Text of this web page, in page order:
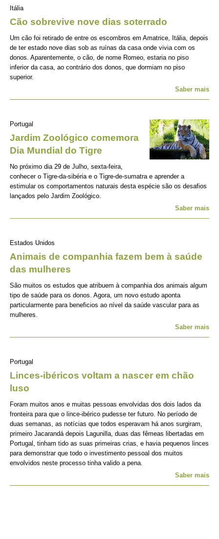
Itália
Cão sobrevive nove dias soterrado
Um cão foi retirado de entre os escombros em Amatrice, Itália, depois
de ter estado nove dias sob as ruínas da casa onde vivia com os
donos. Aparentemente, o cão, de nome Romeo, estaria no piso
inferior da casa, ao contrário dos donos, que dormiam no piso
superior.
Saber mais
Portugal
Jardim Zoológico comemora
Dia Mundial do Tigre
No próximo dia 29 de Julho, sexta-feira,
conhecer o Tigre-da-sibéria e o Tigre-de-sumatra e aprender a
estimular os comportamentos naturais desta espécie são os desafios
lançados pelo Jardim Zoológico.
Saber mais
Estados Unidos
Animais de companhia fazem bem à saúde
das mulheres
São muitos os estudos que atribuem à companhia dos animais algum
tipo de saúde para os donos. Agora, um novo estudo aponta
particularmente para beneficios ao nível da saúde vascular para as
mulheres.
Saber mais
Portugal
Linces-ibéricos voltam a nascer em chão
luso
Foram muitos anos e muitas pessoas envolvidas dos dois lados da
fronteira para que o lince-ibérico pudesse ter futuro. No período de
duas semanas, as notícias que todos esperavam há anos surgiram,
primeiro Jacarandá depois Lagunilla, duas das fêmeas libertadas em
Portugal, tinham tido as suas primeiras crias, e havia pequenos linces
para demonstrar que todo o investimento pessoal dos muitos
envolvidos neste processo tinha valido a pena.
Saber mais